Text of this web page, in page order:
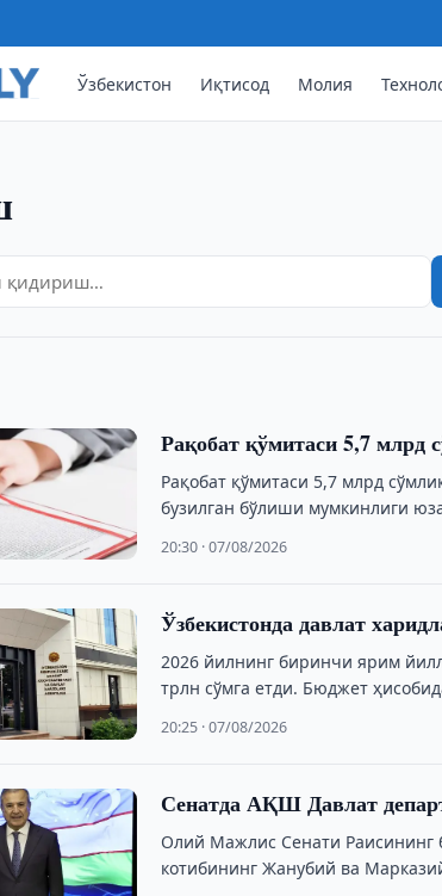
Ўзбекистон Иқтисод Молия
экспортда ҚҚС
Рақобат қўмитаси 5,7 млрд
Рақобат қўмитаси 5,7 млрд
бузилган бўлиши мумкинлиги
20:30 · 07/08/2026
Ўзбекистонда давлат
2026 йилнинг биринчи ярим
трлн сўмга етди. Бюджет
20:25 · 07/08/2026
Сенатда АҚШ Давлат
Олий Мажлис Сенати
котибининг Жанубий ва